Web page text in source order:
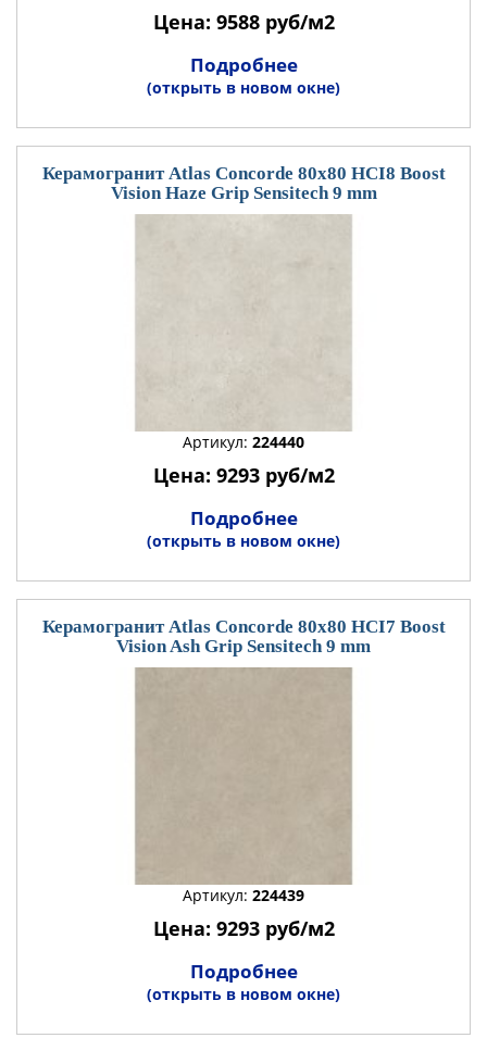
Цена: 9588 руб/м2
Подробнее
(открыть в новом окне)
Керамогранит Atlas Concorde 80x80 HCI8 Boost
Vision Haze Grip Sensitech 9 mm
Артикул: 224440
Цена: 9293 руб/м2
Подробнее
(открыть в новом окне)
Керамогранит Atlas Concorde 80x80 HCI7 Boost
Vision Ash Grip Sensitech 9 mm
Артикул: 224439
Цена: 9293 руб/м2
Подробнее
(открыть в новом окне)